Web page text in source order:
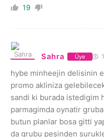
19
Sahra Üye
hybe minheejin delisinin
promo akliniza
sandi ki burada istedigim
parmagimda oynatir
butun planlar bosa gitti
da grubu pesinden